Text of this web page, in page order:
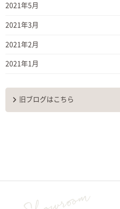
2021年5月
2021年3月
2021年2月
2021年1月
旧ブログはこちら